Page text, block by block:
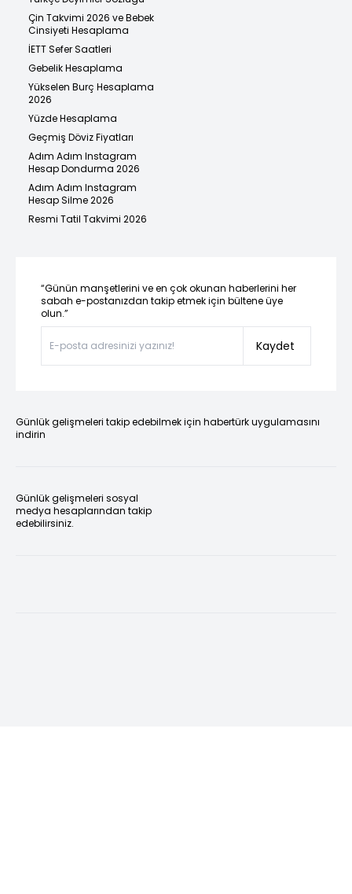
Çin Takvimi 2026 ve Bebek
Cinsiyeti Hesaplama
İETT Sefer Saatleri
Gebelik Hesaplama
Yükselen Burç Hesaplama
2026
Yüzde Hesaplama
Geçmiş Döviz Fiyatları
Adım Adım Instagram
Hesap Dondurma 2026
Adım Adım Instagram
Hesap Silme 2026
Resmi Tatil Takvimi 2026
“Günün manşetlerini ve en çok okunan haberlerini her
sabah e-postanızdan takip etmek için bültene üye
olun.”
Kaydet
Günlük gelişmeleri takip edebilmek için habertürk uygulamasını
indirin
Günlük gelişmeleri sosyal
medya hesaplarından takip
edebilirsiniz.